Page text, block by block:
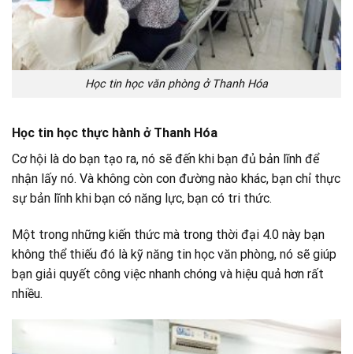
Học tin học văn phòng ở Thanh Hóa
Học tin học thực hành ở Thanh Hóa
Cơ hội là do bạn tạo ra, nó sẽ đến khi bạn đủ bản lĩnh để
nhận lấy nó. Và không còn con đường nào khác, bạn chỉ thực
sự bản lĩnh khi bạn có năng lực, bạn có tri thức.
Một trong những kiến thức mà trong thời đại 4.0 này bạn
không thể thiếu đó là kỹ năng tin học văn phòng, nó sẽ giúp
bạn giải quyết công việc nhanh chóng và hiệu quả hơn rất
nhiều.